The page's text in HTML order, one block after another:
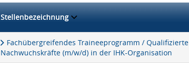
Stellenbezeichnung
Fachübergreifendes Traineeprogramm / Qualifizierte
Nachwuchskräfte (m/w/d) in der IHK-Organisation